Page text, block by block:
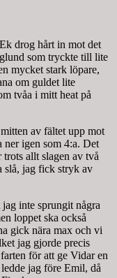
drog hårt in mot det
som tryckte till lite
mycket stark löpare,
om guldet lite
tvåa i mitt heat på
av fältet upp mot
igen som 4:a. Det
allt slagen av två
slå, jag fick stryk av
inte sprungit några
loppet ska också
gick nära max och vi
jag gjorde precis
för att ge Vidar en
jag före Emil, då